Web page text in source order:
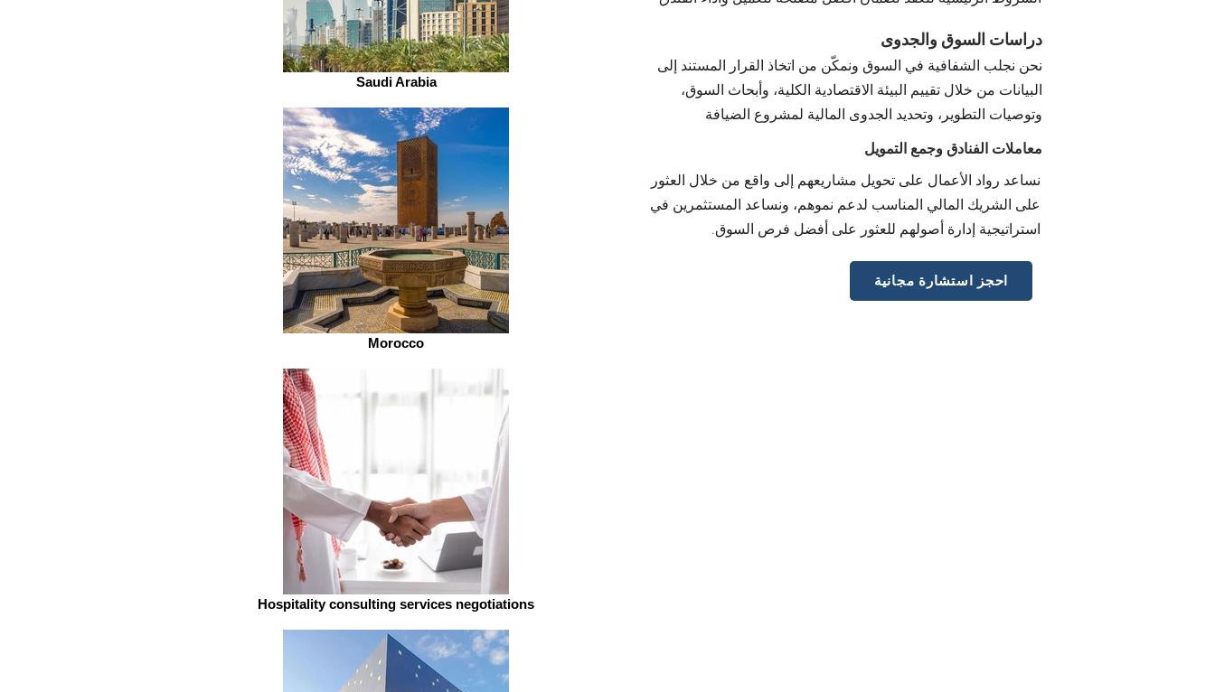
Saudi Arabia
Morocco
Hospitality consulting services negotiations
دراسات السوق والجدوى
نحن نجلب الشفافية في السوق ونمكّن من اتخاذ القرار المستند إلى
البيانات من خلال تقييم البيئة الاقتصادية الكلية، وأبحاث السوق،
وتوصيات التطوير، وتحديد الجدوى المالية لمشروع الضيافة
معاملات الفنادق وجمع التمويل
نساعد رواد الأعمال على تحويل مشاريعهم إلى واقع من خلال العثور
على الشريك المالي المناسب لدعم نموهم، ونساعد المستثمرين في
استراتيجية إدارة أصولهم للعثور على أفضل فرص السوق.
احجز استشارة مجانية